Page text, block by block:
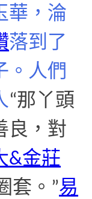
華，淪
落到了
。人們
“那丫頭
良，對
&金莊
套。”易